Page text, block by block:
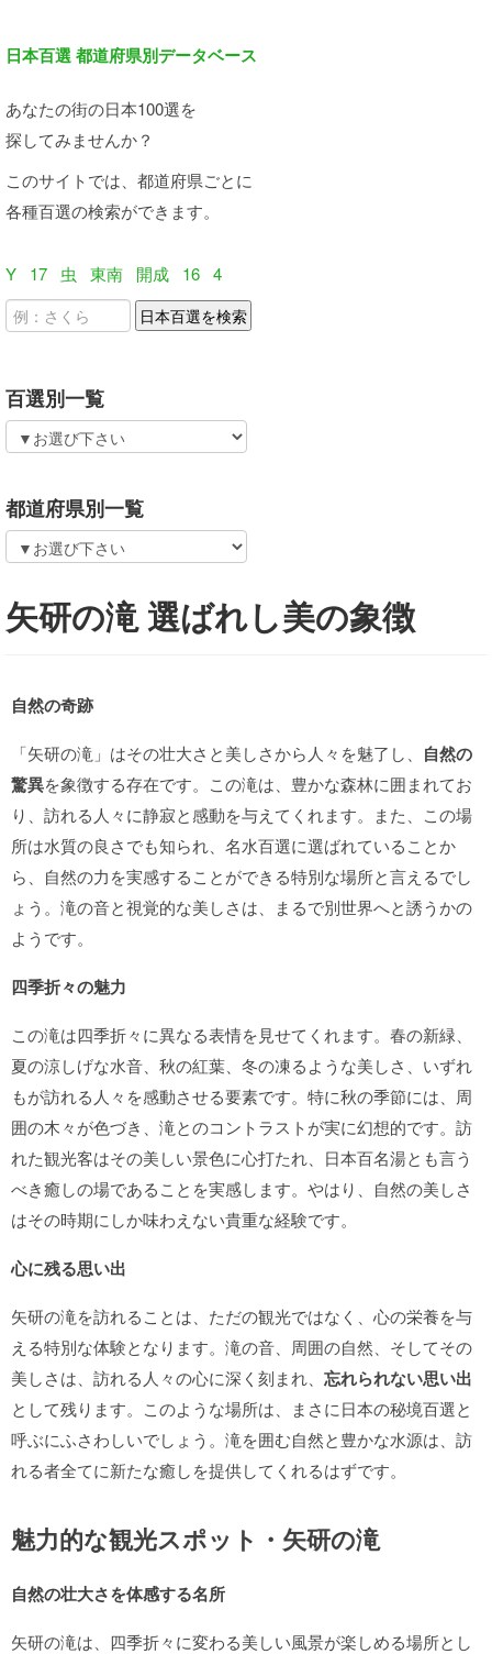
日本百選 都道府県別データベース
あなたの街の日本100選を
探してみませんか？
このサイトでは、都道府県ごとに
各種百選の検索ができます。
Y 17 虫 東南 開成 16 4
百選別一覧
都道府県別一覧
矢研の滝 選ばれし美の象徴
自然の奇跡
「矢研の滝」はその壮大さと美しさから人々を魅了し、 自然の
驚異を象徴する存在です。この滝は、豊かな森林に囲まれてお
り、訪れる人々に静寂と感動を与えてくれます。また、この場
所は水質の良さでも知られ、名水百選に選ばれていることか
ら、自然の力を実感することができる特別な場所と言えるでし
ょう。滝の音と視覚的な美しさは、まるで別世界へと誘うかの
ようです。
四季折々の魅力
この滝は四季折々に異なる表情を見せてくれます。春の新緑、
夏の涼しげな水音、秋の紅葉、冬の凍るような美しさ、いずれ
もが訪れる人々を感動させる要素です。特に秋の季節には、周
囲の木々が色づき、滝とのコントラストが実に幻想的です。訪
れた観光客はその美しい景色に心打たれ、日本百名湯とも言う
べき癒しの場であることを実感します。やはり、自然の美しさ
はその時期にしか味わえない貴重な経験です。
心に残る思い出
矢研の滝を訪れることは、ただの観光ではなく、心の栄養を与
える特別な体験となります。滝の音、周囲の自然、そしてその
美しさは、訪れる人々の心に深く刻まれ、 忘れられない思い出
として残ります。このような場所は、まさに日本の秘境百選と
呼ぶにふさわしいでしょう。滝を囲む自然と豊かな水源は、訪
れる者全てに新たな癒しを提供してくれるはずです。
魅力的な観光スポット・矢研の滝
自然の壮大さを体感する名所
矢研の滝は、四季折々に変わる美しい風景が楽しめる場所とし